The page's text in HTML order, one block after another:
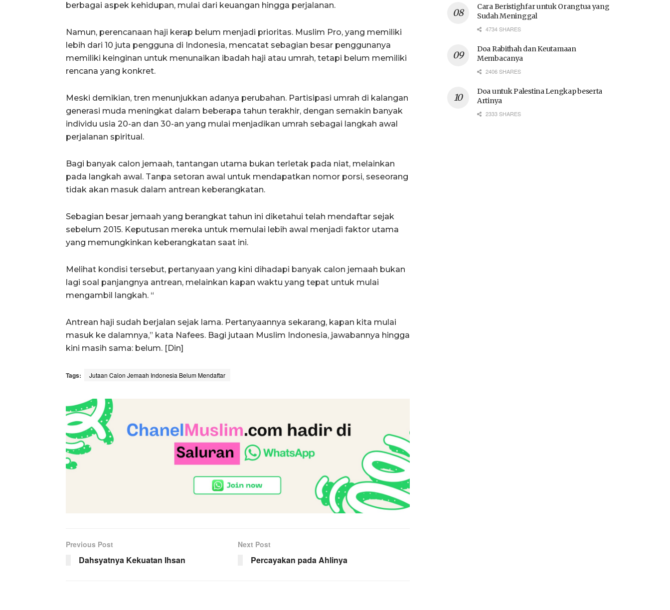
berbagai aspek kehidupan, mulai dari keuangan hingga perjalanan.
Namun, perencanaan haji kerap belum menjadi prioritas. Muslim Pro, yang memiliki
lebih dari 10 juta pengguna di Indonesia, mencatat sebagian besar penggunanya
memiliki keinginan untuk menunaikan ibadah haji atau umrah, tetapi belum memiliki
rencana yang konkret.
Meski demikian, tren menunjukkan adanya perubahan. Partisipasi umrah di kalangan
generasi muda meningkat dalam beberapa tahun terakhir, dengan semakin banyak
individu usia 20-an dan 30-an yang mulai menjadikan umrah sebagai langkah awal
perjalanan spiritual.
Bagi banyak calon jemaah, tantangan utama bukan terletak pada niat, melainkan
pada langkah awal. Tanpa setoran awal untuk mendapatkan nomor porsi, seseorang
tidak akan masuk dalam antrean keberangkatan.
Sebagian besar jemaah yang berangkat tahun ini diketahui telah mendaftar sejak
sebelum 2015. Keputusan mereka untuk memulai lebih awal menjadi faktor utama
yang memungkinkan keberangkatan saat ini.
Melihat kondisi tersebut, pertanyaan yang kini dihadapi banyak calon jemaah bukan
lagi soal panjangnya antrean, melainkan kapan waktu yang tepat untuk mulai
mengambil langkah. “
Antrean haji sudah berjalan sejak lama. Pertanyaannya sekarang, kapan kita mulai
masuk ke dalamnya,” kata Nafees. Bagi jutaan Muslim Indonesia, jawabannya hingga
kini masih sama: belum. [Din]
Tags: Jutaan Calon Jemaah Indonesia Belum Mendaftar
Previous Post
Dahsyatnya Kekuatan Ihsan
Next Post
Percayakan pada Ahlinya
Cara Beristighfar untuk Orangtua yang
Sudah Meninggal
4734 SHARES
Doa Rabithah dan Keutamaan
Membacanya
2406 SHARES
Doa untuk Palestina Lengkap beserta
Artinya
2333 SHARES